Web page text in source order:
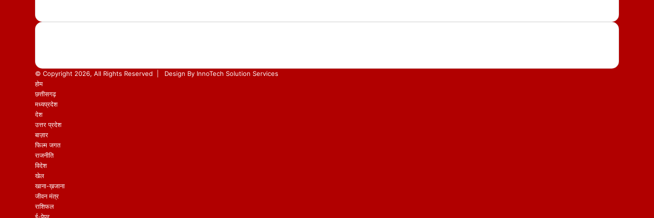
© Copyright 2026, All Rights Reserved | Design By InnoTech Solution Services
होम
छत्तीसगढ़
मध्यप्रदेश
देश
उत्तर प्रदेश
बाज़ार
फिल्म जगत
राजनीति
विदेश
खेल
खाना-ख़जाना
जीवन मंत्र
राशिफल